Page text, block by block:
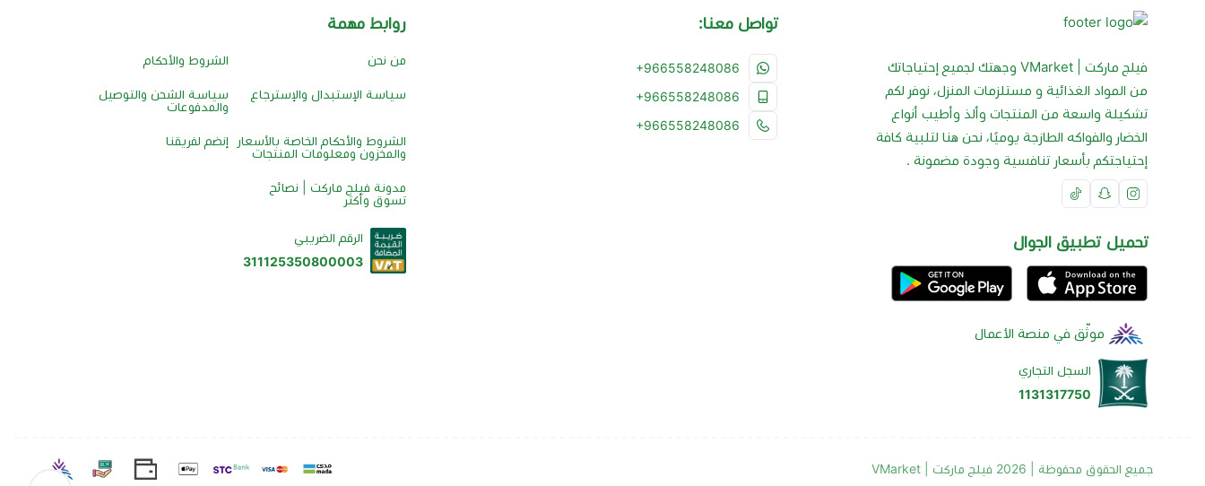
فيلج ماركت | VMarket وجهتك لجميع إحتياجاتك
من المواد الغذائية و مستلزمات المنزل، نوفر لكم
تشكيلة واسعة من المنتجات وألذ وأطيب أنواع
الخضار والفواكه الطازجة يوميًا، نحن هنا لتلبية كافة
إحتياجتكم بأسعار تنافسية وجودة مضمونة .
تحميل تطبيق الجوال
موثّق في منصة الأعمال
السجل التجاري
1131317750
تواصل معنا:
+966558248086
+966558248086
+966558248086
روابط مهمة
من نحن الشروط والأحكام
سياسة الإستبدال والإسترجاع
سياسة الشحن والتوصيل
والمدفوعات
الشروط والأحكام الخاصة بالأسعار
والمخزون ومعلومات المنتجات
إنضم لفريقنا
مدونة فيلج ماركت | نصائح
تسوق وأكثر
الرقم الضريبي
311125350800003
جميع الحقوق محفوظة | 2026 فيلج ماركت | VMarket